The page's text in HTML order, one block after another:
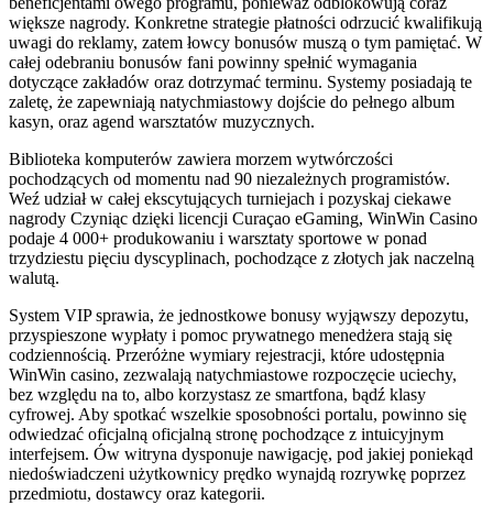
większe nagrody. Konkretne strategie płatności odrzucić kwalifikują
uwagi do reklamy, zatem łowcy bonusów muszą o tym pamiętać. W
całej odebraniu bonusów fani powinny spełnić wymagania
dotyczące zakładów oraz dotrzymać terminu. Systemy posiadają te
zaletę, że zapewniają natychmiastowy dojście do pełnego album
kasyn, oraz agend warsztatów muzycznych.
Biblioteka komputerów zawiera morzem wytwórczości
pochodzących od momentu nad 90 niezależnych programistów.
Weź udział w całej ekscytujących turniejach i pozyskaj ciekawe
nagrody Czyniąc dzięki licencji Curaçao eGaming, WinWin Casino
podaje 4 000+ produkowaniu i warsztaty sportowe w ponad
trzydziestu pięciu dyscyplinach, pochodzące z złotych jak naczelną
walutą.
System VIP sprawia, że jednostkowe bonusy wyjąwszy depozytu,
przyspieszone wypłaty i pomoc prywatnego menedżera stają się
codziennością. Przeróżne wymiary rejestracji, które udostępnia
WinWin casino, zezwalają natychmiastowe rozpoczęcie uciechy,
bez względu na to, albo korzystasz ze smartfona, bądź klasy
cyfrowej. Aby spotkać wszelkie sposobności portalu, powinno się
odwiedzać oficjalną oficjalną stronę pochodzące z intuicyjnym
interfejsem. Ów witryna dysponuje nawigację, pod jakiej poniekąd
niedoświadczeni użytkownicy prędko wynajdą rozrywkę poprzez
przedmiotu, dostawcy oraz kategorii.